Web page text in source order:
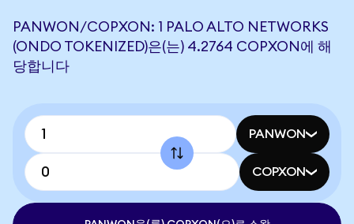
PANWON/COPXON: 1 PALO ALTO NETWORKS
(ONDO TOKENIZED)은(는) 4.2764 COPXON에 해
당합니다
PANWON
COPXON